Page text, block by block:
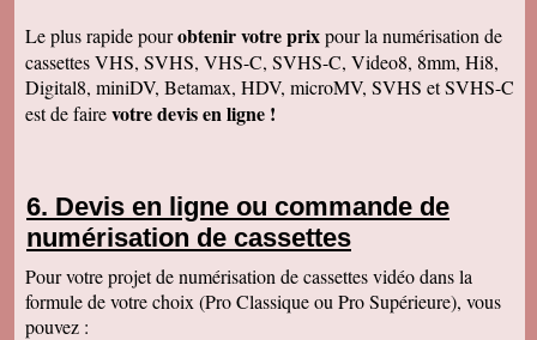
Fantastique. Encore merci. Je vous remercie
beaucoup de la rapidité avec laquelle vous avez
traité ma commande.
Anaïs H
J'ai bien reçu le colis. Merci pour votre travail.
Merci.
Bernard D
Hervé L
J'ai bien reçu le colis. Après visonnage de
Le plus rapide pourobtenir votre prixpour la numérisation de
cassettes VHS, SVHS, VHS-C, SVHS-C, Video8, 8mm, Hi8,
Digital8, miniDV, Betamax, HDV, microMV, SVHS et SVHS-C
est de fairevotre devis en ligne !
Devis en ligne ou commande de
numérisation de cassettes
Pour votre projet de numérisation de cassettes vidéo dans la
formule de votre choix (Pro Classique ou Pro Supérieure), vous
pouvez :